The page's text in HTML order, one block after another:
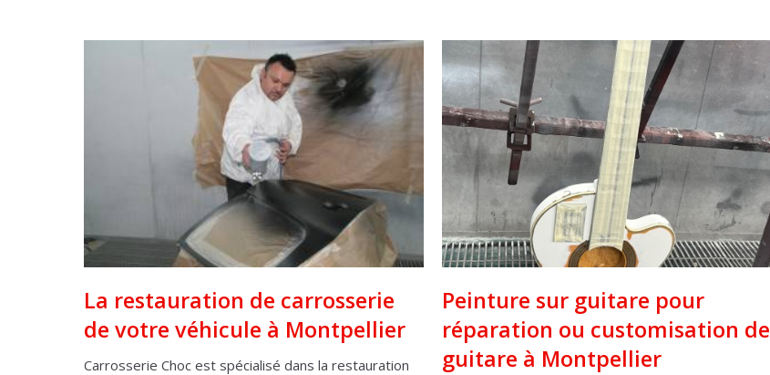
La restauration de carrosserie
de votre véhicule à Montpellier
Carrosserie Choc est spécialisé dans la restauration
Peinture sur guitare pour
réparation ou customisation de
guitare à Montpellier